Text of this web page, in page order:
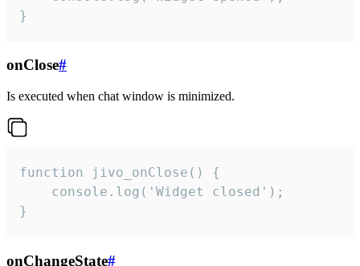
}
onClose#
Is executed when chat window is minimized.
function jivo_onClose() {
    console.log('Widget closed');
}
onChangeState#